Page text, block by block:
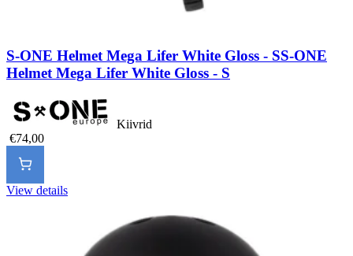
S-ONE Helmet Mega Lifer White Gloss - SS-ONE
Helmet Mega Lifer White Gloss - S
Kiivrid
€74,00
View details